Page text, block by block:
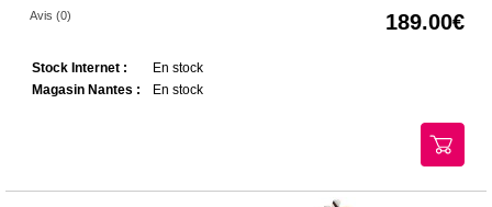
Avis (0) 189.00
Stock Internet :
En stock
Magasin Nantes :
En stock